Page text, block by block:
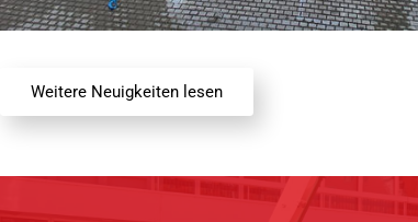
Weitere Neuigkeiten lesen